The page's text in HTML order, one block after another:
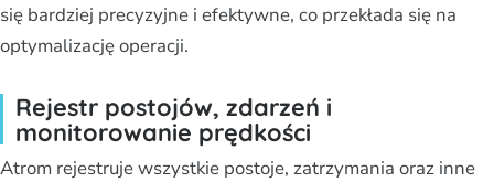
się bardziej precyzyjne i efektywne, co przekłada się na
optymalizację operacji.
Rejestr postojów, zdarzeń i
monitorowanie prędkości
Atrom rejestruje wszystkie postoje, zatrzymania oraz inne